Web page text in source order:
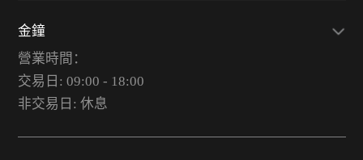
金鐘
營業時間：
交易日: 09:00 - 18:00
非交易日: 休息